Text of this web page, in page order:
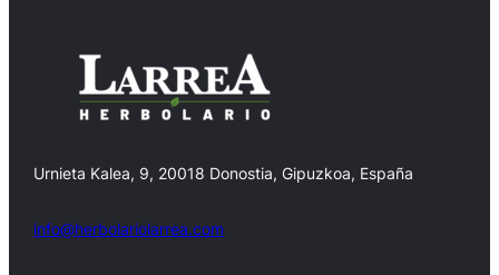
Urnieta Kalea, 9, 20018 Donostia, Gipuzkoa, España
info@herbolariolarrea.com